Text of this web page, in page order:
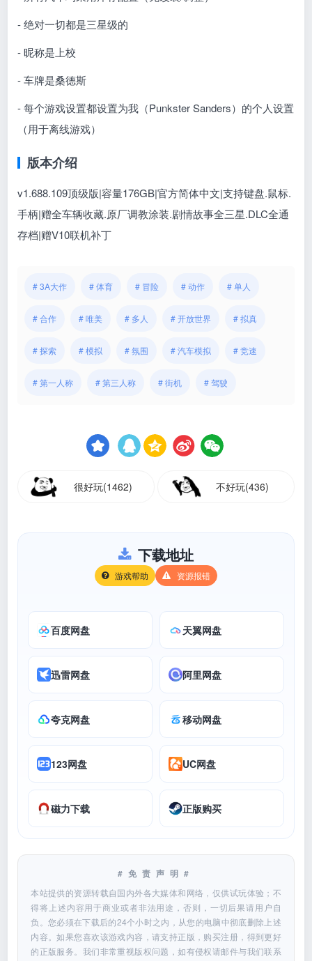
- 绝对一切都是三星级的
- 昵称是上校
- 车牌是桑德斯
- 每个游戏设置都设置为我（Punkster Sanders）的个人设置
（用于离线游戏）
版本介绍
v1.688.109顶级版|容量176GB|官方简体中文|支持键盘.鼠标.
手柄|赠全车辆收藏.原厂调教涂装.剧情故事全三星.DLC全通
存档|赠V10联机补丁
# 3A大作 # 体育 # 冒险 # 动作 # 单人
# 合作 # 唯美 # 多人 # 开放世界 # 拟真
# 探索 # 模拟 # 氛围 # 汽车模拟 # 竞速
# 第一人称 # 第三人称 # 街机 # 驾驶
很好玩(1462) 不好玩(436)
下载地址
游戏帮助 资源报错
百度网盘 天翼网盘
迅雷网盘 阿里网盘
夸克网盘 移动网盘
123网盘 UC网盘
磁力下载 正版购买
#免责声明#
本站提供的资源转载自国内外各大媒体和网络，仅供试玩体验；不
得将上述内容用于商业或者非法用途，否则，一切后果请用户自
负。您必须在下载后的24个小时之内，从您的电脑中彻底删除上述
内容。如果您喜欢该游戏内容，请支持正版，购买注册，得到更好
的正版服务。我们非常重视版权问题，如有侵权请邮件与我们联系